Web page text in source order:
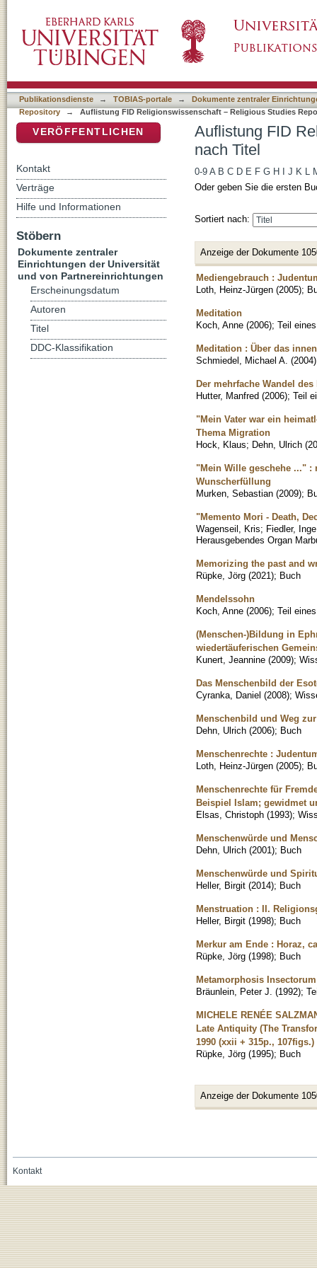
Publikationsdienste → TOBIAS-portale →
Dokumente zentraler
Repository
→ Auflistung FID Religionswissenschaft – Religious Studies
Auflistung FID
nach Titel
0-9 A B C D E F G H J K L
Oder geben Sie die ersten
Sortiert nach:
Anzeige der Dokumente
Mediengebrauch :
Loth, Heinz-Jürgen (2005);
Meditation
Koch, Anne (2006); Teil
Meditation : Über das
Schmiedel, Michael A. (2004)
Der mehrfache Wandel
Hutter, Manfred (2006); Teil
"Mein Vater war ein
Thema Migration
Hock, Klaus; Dehn, Ulrich (
"Mein Wille geschehe ..."
Wunscherfüllung
Murken, Sebastian (2009);
"Memento Mori - Death,
Wagenseil, Kris; Fiedler, Inge
Herausgebendes Organ
Memorizing the past and
Rüpke, Jörg (2021); Buch
Mendelssohn
Koch, Anne (2006); Teil
(Menschen-)Bildung in
wiedertäuferischen
Kunert, Jeannine (2009);
Das Menschenbild der
Cyranka, Daniel (2008);
Menschenbild und Weg
Dehn, Ulrich (2006); Buch
Menschenrechte :
Loth, Heinz-Jürgen (2005);
Menschenrechte für
Beispiel Islam; gewidmet
Elsas, Christoph (1993);
Menschenwürde und
Dehn, Ulrich (2001); Buch
Menschenwürde und
Heller, Birgit (2014); Buch
Menstruation : II.
Heller, Birgit (1998); Buch
Merkur am Ende : Horaz,
Rüpke, Jörg (1998); Buch
Metamorphosis
Bräunlein, Peter J. (1992);
MICHELE RENÉE
Late Antiquity (The
1990 (xxii + 315p., 107figs.)
Rüpke, Jörg (1995); Buch
Anzeige der Dokumente
VERÖFFENTLICHEN
Kontakt
Verträge
Hilfe und Informationen
Stöbern
Dokumente zentraler
Einrichtungen der Universität
und von Partnereinrichtungen
Erscheinungsdatum
Autoren
Titel
DDC-Klassifikation
Kontakt